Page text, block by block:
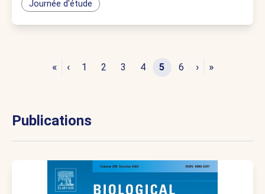
Journée d'étude
« ‹ 1 2 3 4 5 6 › »
Publications